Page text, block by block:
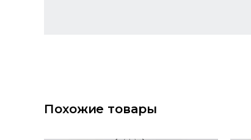
Похожие товары